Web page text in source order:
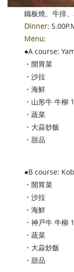
鐵板燒、牛排
Dinner:
Menu:
●A course:
・開胃菜
・沙拉
・海鮮
・山形牛 牛柳
・蔬菜
・大蒜炒飯
・甜品
●B course:
・開胃菜
・沙拉
・海鮮
・神戸牛 牛柳
・蔬菜
・大蒜炒飯
・甜品